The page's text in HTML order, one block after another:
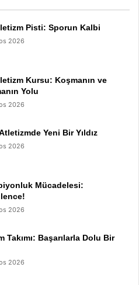
Pisti: Sporun Kalbi
2026
Kursu: Koşmanın ve
Yolu
2026
Yeni Bir Yıldız
2026
Mücadelesi:
2026
Takımı: Başarılarla Dolu Bir
2026